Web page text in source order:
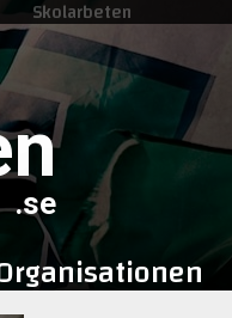
Skolarbeten
.se